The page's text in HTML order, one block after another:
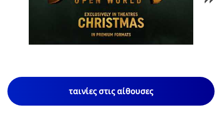
1/85
ταινίες στις αίθουσες